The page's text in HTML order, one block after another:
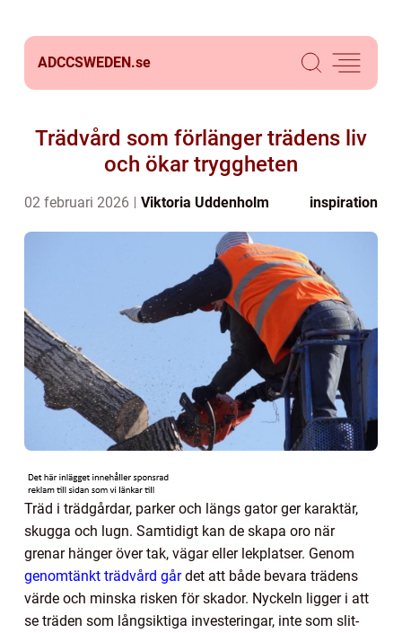
ADCCSWEDEN.se
Trädvård som förlänger trädens liv
och ökar tryggheten
02 februari 2026 Viktoria Uddenholm inspiration
Träd i trädgårdar, parker och längs gator ger karaktär,
skugga och lugn. Samtidigt kan de skapa oro när
grenar hänger över tak, vägar eller lekplatser. Genom
genomtänkt trädvård gårdet att både bevara trädens
värde och minska risken för skador. Nyckeln ligger i att
se träden som långsiktiga investeringar, inte som slit-